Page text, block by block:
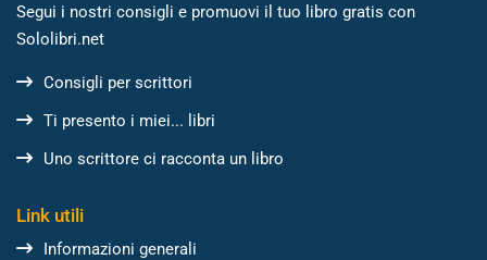
Segui i nostri consigli e promuovi il tuo libro gratis con
Sololibri.net
Consigli per scrittori
Ti presento i miei... libri
Uno scrittore ci racconta un libro
Link utili
Informazioni generali